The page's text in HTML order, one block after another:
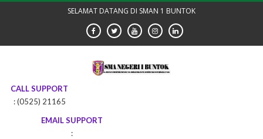
SELAMAT DATANG DI SMAN 1 BUNTOK
CALL SUPPORT
(0525) 21165
EMAIL SUPPORT